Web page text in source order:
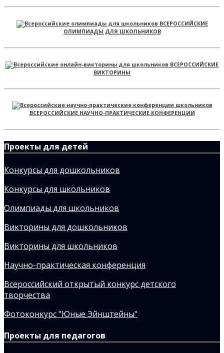
ВСЕРОССИЙСКИЕ
ОЛИМПИАДЫ ДЛЯ ШКОЛЬНИКОВ
ВСЕРОССИЙСКИЕ
ВИКТОРИНЫ
ВСЕРОССИЙСКИЕ НАУЧНО-ПРАКТИЧЕСКИЕ КОНФЕРЕНЦИИ
Проекты для детей
Конкурсы для дошкольников
Конкурсы для школьников
Олимпиады для школьников
Викторины для дошкольников
Викторины для школьников
Научно-практическая конференция
Всероссийский открытый конкурс детского
творчества
Фотоконкурс "Юные Эйнштейны"
Проекты для педагогов